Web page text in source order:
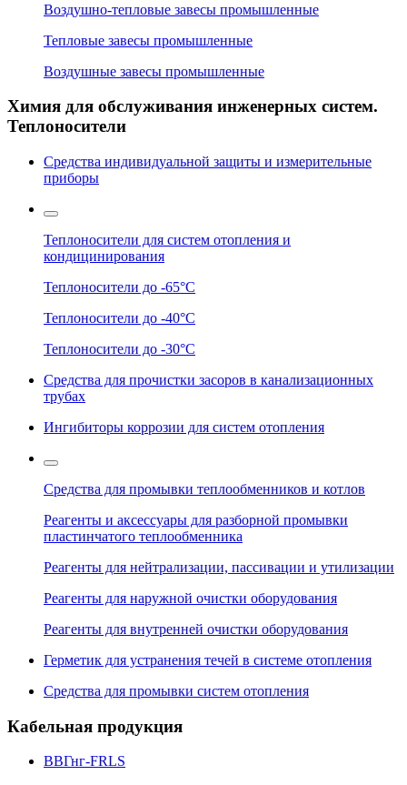
Воздушно-тепловые завесы промышленные
Тепловые завесы промышленные
Воздушные завесы промышленные
Химия для обслуживания инженерных систем.
Теплоносители
Средства индивидуальной защиты и измерительные
приборы
Теплоносители для систем отопления и
кондицинирования
Теплоносители до -65°C
Теплоносители до -40°C
Теплоносители до -30°C
Средства для прочистки засоров в канализационных
трубах
Ингибиторы коррозии для систем отопления
Средства для промывки теплообменников и котлов
Реагенты и аксессуары для разборной промывки
пластинчатого теплообменника
Реагенты для нейтрализации, пассивации и утилизации
Реагенты для наружной очистки оборудования
Реагенты для внутренней очистки оборудования
Герметик для устранения течей в системе отопления
Средства для промывки систем отопления
Кабельная продукция
ВВГнг-FRLS